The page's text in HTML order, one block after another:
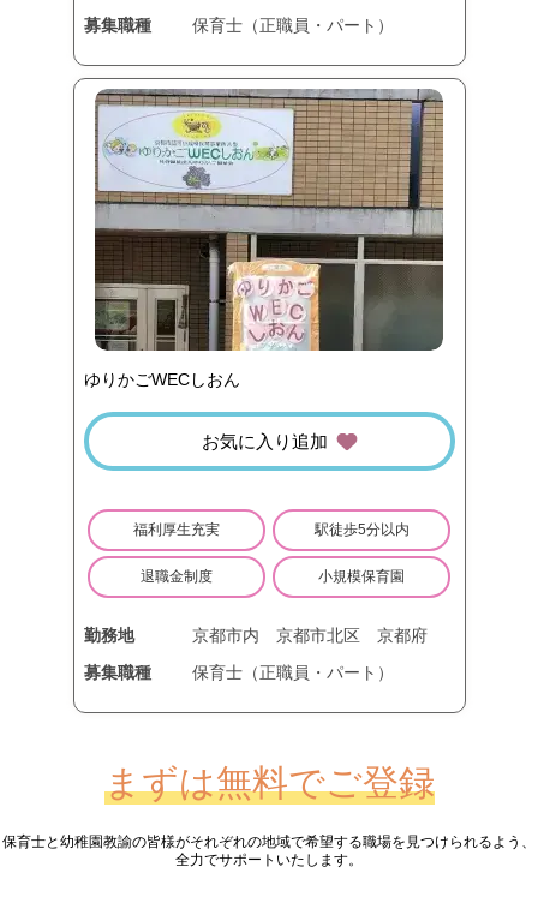
募集職種
保育士（正職員・パート）
ゆりかごWECしおん
お気に入り追加
福利厚生充実 駅徒歩5分以内
退職金制度 小規模保育園
勤務地 京都市内 京都市北区
京都府
募集職種
保育士（正職員・パート）
まずは無料でご登録
保育士と幼稚園教諭の皆様がそれぞれの地域で希望する職場を見つけられるよう、
全力でサポートいたします。